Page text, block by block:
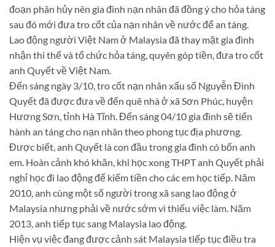
đoạn phân hủy nên gia đình nạn nhân đã đồng ý cho hỏa táng
sau đó mới đưa tro cốt của nạn nhân về nước để an táng.
Lao động người Việt Nam ở Malaysia đã thay mặt gia đình
nhận thi thể và tổ chức hỏa táng, quyên góp tiền, đưa tro cốt
anh Quyết về Việt Nam.
Đến sáng ngày 3/10, tro cốt nạn nhân xấu số Nguyễn Đình
Quyết đã được đưa về đến quê nhà ở xã Sơn Phúc, huyện
Hương Sơn, tỉnh Hà Tĩnh. Đến sáng 04/10 gia đình sẽ tiến
hành an táng cho nạn nhân theo phong tục địa phương.
Được biết, anh Quyết là con đầu trong gia đình có bốn anh
em. Hoàn cảnh khó khăn, khi học xong THPT anh Quyết phải
nghỉ học đi lao động để kiếm tiền cho các em học tiếp. Năm
2010, anh cùng một số người trong xã sang lao động ở
Malaysia nhưng phải về nước sớm vì thiếu việc làm. Năm
2013, anh tiếp tục sang Malaysia lao động.
Hiện vụ việc đang được cảnh sát Malaysia tiếp tục điều tra